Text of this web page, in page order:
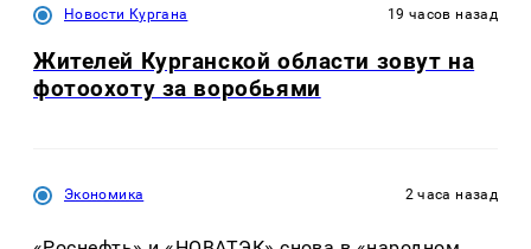
Новости Кургана 19 часов назад
Жителей Курганской области зовут на
фотоохоту за воробьями
Экономика 2 часа назад